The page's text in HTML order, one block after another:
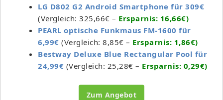
LG D802 G2 Android Smartphone für 309€
(Vergleich: 325,66€ – Ersparnis: 16,66€)
PEARL optische Funkmaus FM-1600 für
6,99€ (Vergleich: 8,85€ – Ersparnis: 1,86€)
Best­way Deluxe Blue Rec­tan­gu­lar Pool für
24,99€ (Vergleich: 25,28€ – Ersparnis: 0,29€)
Zum Angebot